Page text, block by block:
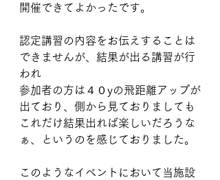
開催できてよかったです。
認定講習の内容をお伝えすることは
できませんが、結果が出る講習が行
われ
参加者の方は４０yの飛距離アップが
出ており、側から見ておりましても
これだけ結果出れば楽しいだろうな
ぁ、というのを感じておりました。
このようなイベントにおいて当施設